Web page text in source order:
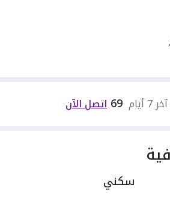
69 اتصل الآن
سكني